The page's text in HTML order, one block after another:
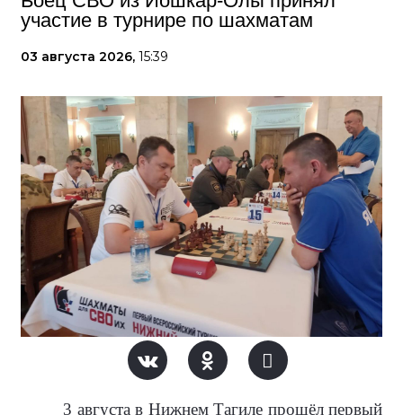
участие в турнире по шахматам
03 августа 2026, 15:39
3 августа в Нижнем Тагиле прошёл первый